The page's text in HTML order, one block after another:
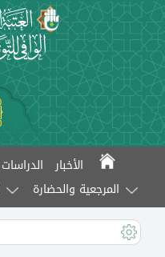
الأخبار الدراسات
المرجعية والحضارة